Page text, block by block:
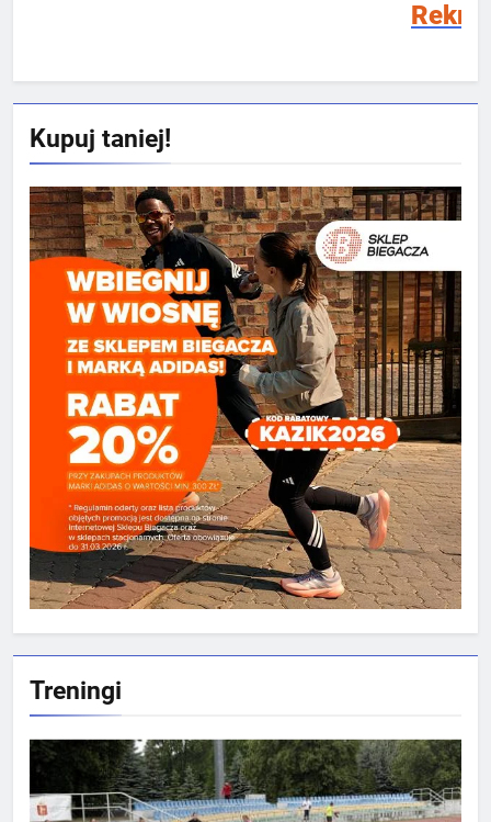
Rekrutacja SMS
Kupuj taniej!
Treningi